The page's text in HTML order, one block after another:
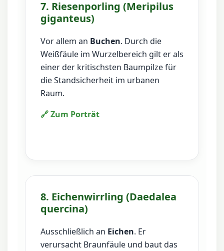
7. Riesenporling (Meripilus
giganteus)
Vor allem an Buchen. Durch die
Weißfäule im Wurzelbereich gilt er als
einer der kritischsten Baumpilze für
die Standsicherheit im urbanen
Raum.
🔗 Zum Porträt
8. Eichenwirrling (Daedalea
quercina)
Ausschließlich an Eichen. Er
verursacht Braunfäule und baut das